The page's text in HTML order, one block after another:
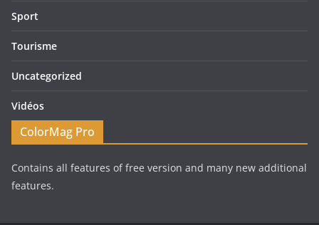
Sport
Tourisme
Uncategorized
Vidéos
ColorMag Pro
Contains all features of free version and many new additional
features.